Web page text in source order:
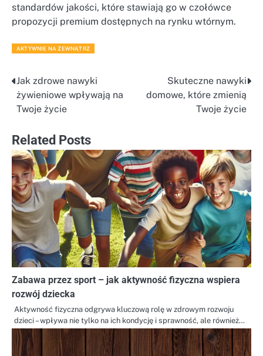
standardów jakości, które stawiają go w czołówce
propozycji premium dostępnych na rynku wtórnym.
AKTYWNIE NA ZEWNĄTRZ
Nawigacja
wpisu
Jak zdrowe nawyki
żywieniowe wpływają na
Twoje życie
Skuteczne nawyki
domowe, które zmienią
Twoje życie
Related Posts
Zabawa przez sport – jak aktywność fizyczna wspiera
rozwój dziecka
Aktywność fizyczna odgrywa kluczową rolę w zdrowym rozwoju
dzieci – wpływa nie tylko na ich kondycję i sprawność, ale również…